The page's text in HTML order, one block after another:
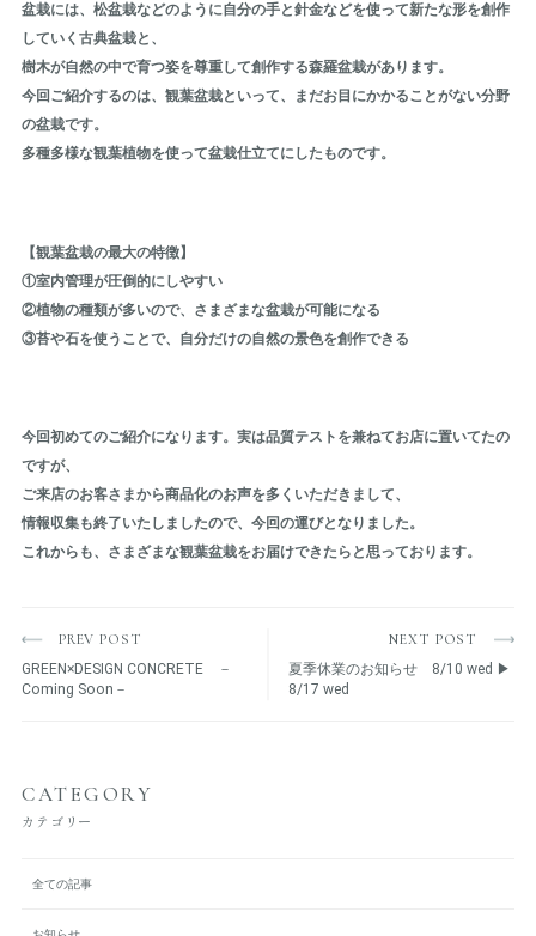
盆栽には、松盆栽などのように自分の手と針金などを使って新たな形を創作
していく古典盆栽と、
樹木が自然の中で育つ姿を尊重して創作する森羅盆栽があります。
今回ご紹介するのは、観葉盆栽といって、まだお目にかかることがない分野
の盆栽です。
多種多様な観葉植物を使って盆栽仕立てにしたものです。
【観葉盆栽の最大の特徴】
①室内管理が圧倒的にしやすい
②植物の種類が多いので、さまざまな盆栽が可能になる
③苔や石を使うことで、自分だけの自然の景色を創作できる
今回初めてのご紹介になります。実は品質テストを兼ねてお店に置いてたの
ですが、
ご来店のお客さまから商品化のお声を多くいただきまして、
情報収集も終了いたしましたので、今回の運びとなりました。
これからも、さまざまな観葉盆栽をお届けできたらと思っております。
PREV POST
GREEN×DESIGN CONCRETE －
Coming Soon－
NEXT POST
夏季休業のお知らせ 8/10 wed ▶
8/17 wed
CATEGORY
カテゴリー
全ての記事